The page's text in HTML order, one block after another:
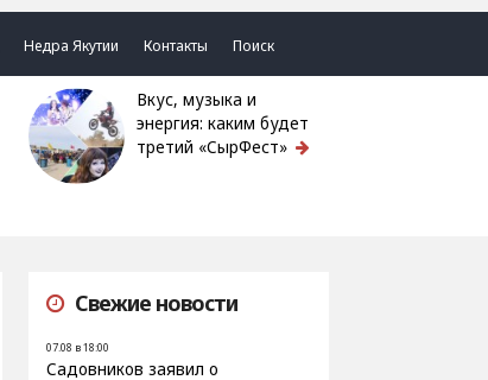
Недра Якутии Контакты Поиск
Вкус, музыка и
энергия: каким будет
третий «СырФест»
Свежие новости
07.08 в 18:00
Садовников заявил о